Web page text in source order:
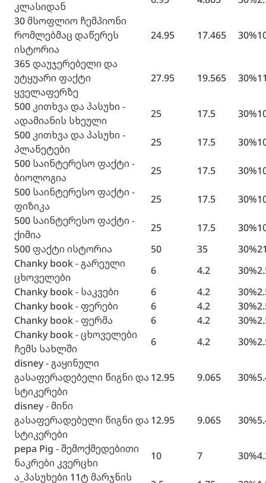
კლასიდან
30 მსოფლიო ჩემპიონი
რომლებმაც დაწერეს
ისტორია
24.95 17.465 30%
365 დაუჯერებელი და
უტყუარი ფაქტი
ყველაფერზე
27.95 19.565 30%
500 კითხვა და პასუხი -
ადამიანის სხეული
25 17.5 30%
500 კითხვა და პასუხი -
პლანეტები
25 17.5 30%
500 საინტერესო ფაქტი -
ბიოლოგია
25 17.5 30%
500 საინტერესო ფაქტი -
ფიზიკა
25 17.5 30%
500 საინტერესო ფაქტი -
ქიმია
25 17.5 30%
500 ფაქტი ისტორია
50 35 30%
Chanky book - გარეული
ცხოველები
6 4.2 30%
Chanky book - საკვები
6 4.2 30%
Chanky book - ფერები
6 4.2 30%
Chanky book - ფერმა
6 4.2 30%
Chanky book - ცხოველები
ჩემს სახლში
6 4.2 30%
disney - გაყინული
გასაფერადებელი წიგნი და
სტიკერები
12.95 9.065 30%
disney - მინი
გასაფერადებელი წიგნი და
სტიკერები
12.95 9.065 30%
pepa Pig - შემოქმედებითი
ნაკრები კვერცხი
10 7 30%
ა_პასუხები 11ტ მარჯნის